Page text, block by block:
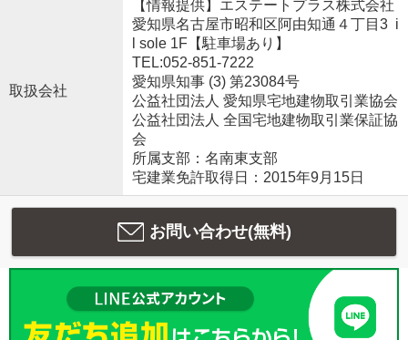
取扱会社
【情報提供】エステートプラス株式会社
愛知県名古屋市昭和区阿由知通４丁目3 i
l sole 1F【駐車場あり】
TEL:052-851-7222
愛知県知事 (3) 第23084号
公益社団法人 愛知県宅地建物取引業協会
公益社団法人 全国宅地建物取引業保証協
会
所属支部：名南東支部
宅建業免許取得日：2015年9月15日
お問い合わせ(無料)